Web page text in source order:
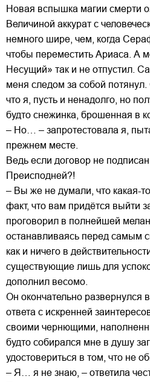
Новая вспышка магии смерти
Величиной аккурат с
немного шире, чем, когда
чтобы переместить Ариаса. А
Несущий» так и не отпустил.
меня следом за собой
что я, пусть и ненадолго, но
будто снежинка, брошенная в
– Но… – запротестовала я,
прежнем месте.
Ведь если договор не
Преисподней?!
– Вы же не думали, что какая-
факт, что вам придётся выйти
проговорил в полнейшей
останавливаясь перед самым
как и ничего в
существующие лишь для
дополнил весомо.
Он окончательно развернулся
ответа с искренней
своими чернющими,
будто собирался мне в душу
удостовериться в том, что не
– Я… я не знаю, – ответила